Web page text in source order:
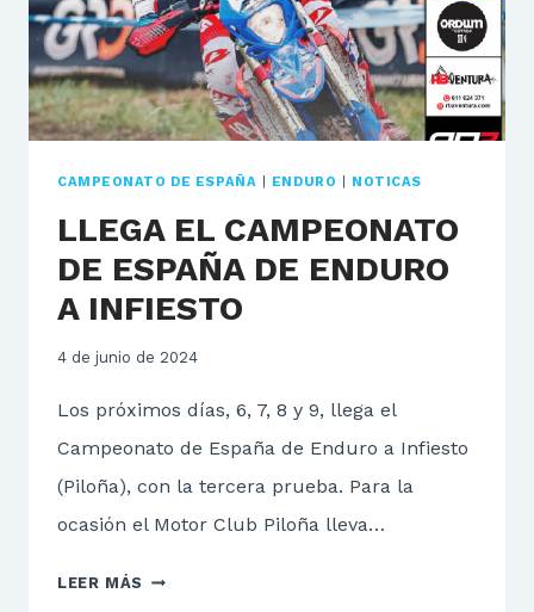
CAMPEONATO DE ESPAÑA ENDURO NOTICAS
LLEGA EL CAMPEONATO
DE ESPAÑA DE ENDURO
A INFIESTO
4 de junio de 2024
Los próximos días, 6, 7, 8 y 9, llega el
Campeonato de España de Enduro a Infiesto
(Piloña), con la tercera prueba. Para la
ocasión el Motor Club Piloña lleva…
LEER MÁS LLEGA